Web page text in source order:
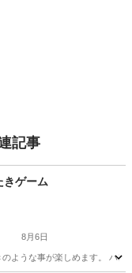
記事
きゲーム
8月6日
ような事が楽しめます。 ハ